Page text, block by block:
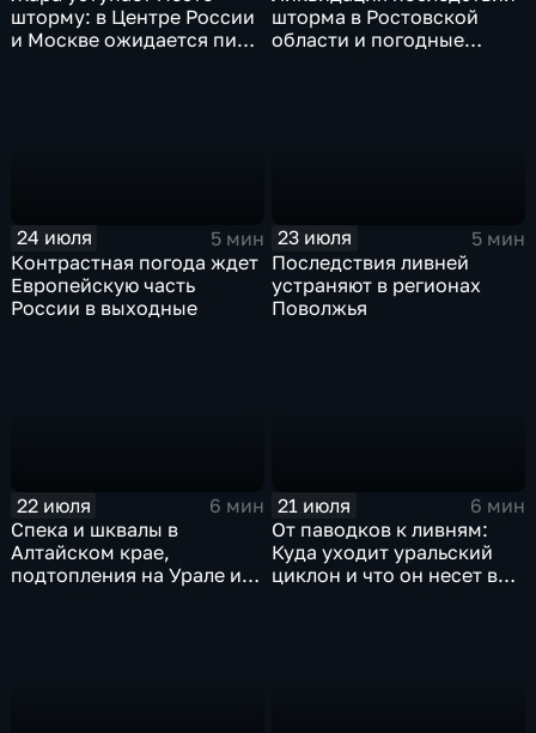
шторму: в Центре России
и Москве ожидается пик
шторма в Ростовской
области и погодные
24 июля
5 мин
Контрастная погода ждет
Европейскую часть
России в выходные
23 июля
5 мин
Последствия ливней
устраняют в регионах
Поволжья
22 июля
6 мин
Спека и шквалы в
Алтайском крае,
подтопления на Урале и
21 июля
6 мин
От паводков к ливням:
Куда уходит уральский
циклон и что он несет в